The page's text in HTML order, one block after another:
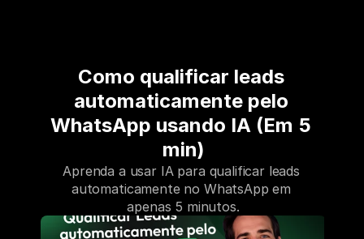
Como qualificar leads
automaticamente pelo
WhatsApp usando IA (Em 5
min)
Aprenda a usar IA para qualificar leads
automaticamente no WhatsApp em
apenas 5 minutos.